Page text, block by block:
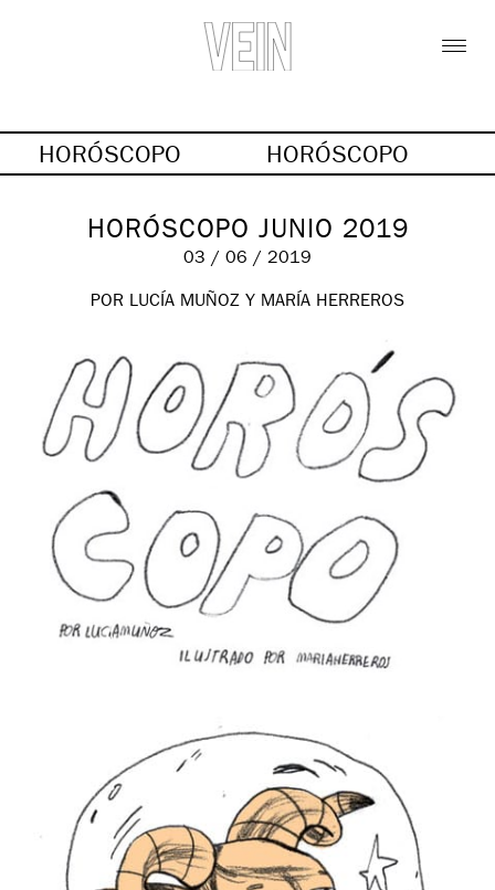
HORÓSCOPO HORÓSCOPO
HORÓSCOPO JUNIO 2019
03 / 06 / 2019
POR LUCÍA MUÑOZ Y MARÍA HERREROS